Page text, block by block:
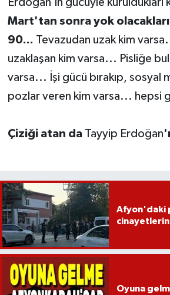
Erdoğan'ın gücüyle kuruldukları
Mart'tan sonra yok
90... Tevazudan uzak kim
uzaklaşan kim varsa... Pisliğe
varsa... İşi gücü bırakıp, sosyal
pozlar veren kim varsa... hepsi
Çiziği atan da Tayyip Erdoğan
Afyon'daki
Oyuna